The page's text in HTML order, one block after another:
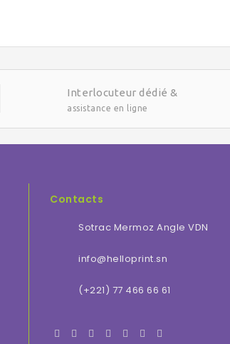
Interlocuteur dédié &
assistance en ligne
Contacts
Sotrac Mermoz Angle VDN
info@helloprint.sn
(+221) 77 466 66 61